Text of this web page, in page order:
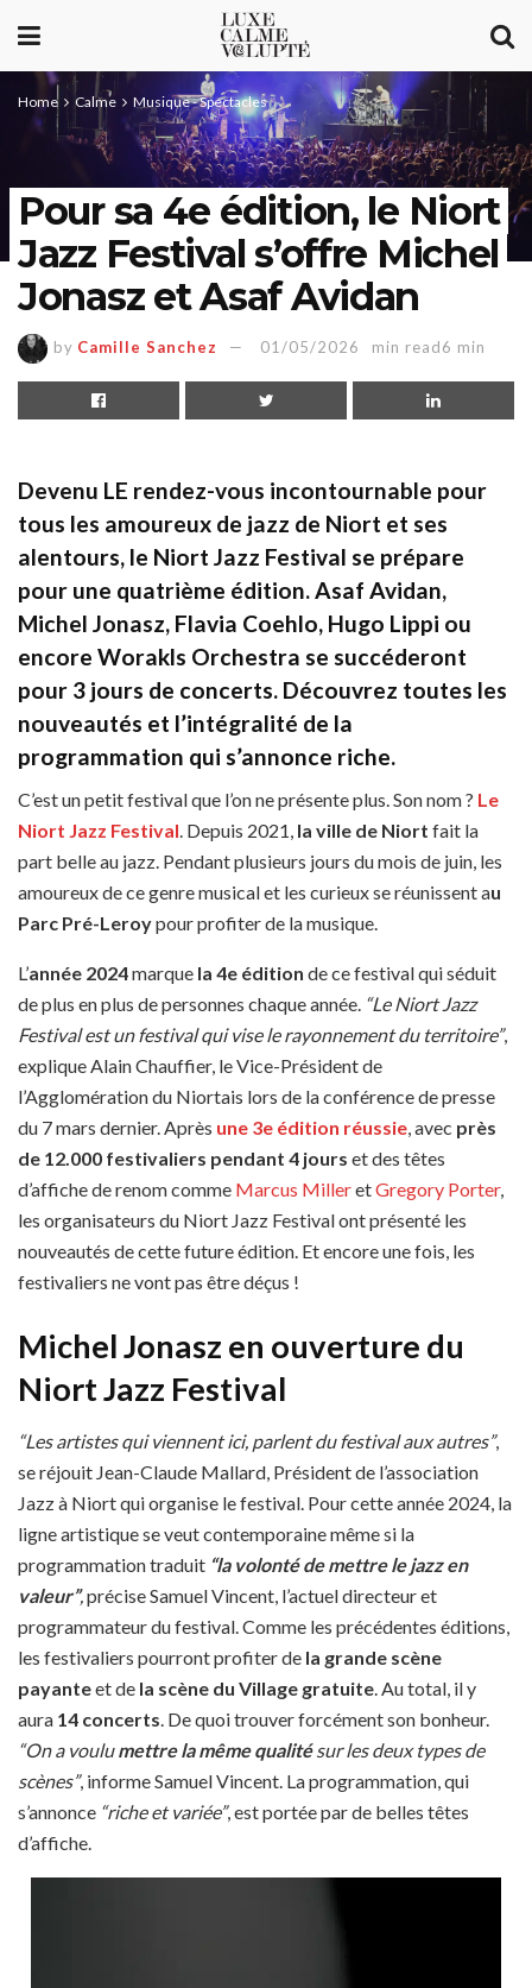
Home Calme Musique - Spectacles
Pour sa 4e édition, le Niort
Jazz Festival s’offre Michel
Jonasz et Asaf Avidan
by Camille Sanchez 01/05/2026 min read6 min
Devenu LE rendez-vous incontournable pour
tous les amoureux de jazz de Niort et ses
alentours, le Niort Jazz Festival se prépare
pour une quatrième édition. Asaf Avidan,
Michel Jonasz, Flavia Coehlo, Hugo Lippi ou
encore Worakls Orchestra se succéderont
pour 3 jours de concerts. Découvrez toutes les
nouveautés et l’intégralité de la
programmation qui s’annonce riche.
C’est un petit festival que l’on ne présente plus. Son nom ? Le
Niort Jazz Festival. Depuis 2021, la ville de Niort fait la
part belle au jazz. Pendant plusieurs jours du mois de juin, les
amoureux de ce genre musical et les curieux se réunissent au
Parc Pré-Leroypour profiter de la musique.
L’année 2024marque la 4e édition de ce festival qui séduit
de plus en plus de personnes chaque année. “Le Niort Jazz
Festival est un festival qui vise le rayonnement du territoire”,
explique Alain Chauffier, le Vice-Président de
l’Agglomération du Niortais lors de la conférence de presse
du 7 mars dernier. Après une 3e édition réussie, avec près
de 12.000 festivaliers pendant 4 jours et des têtes
d’affiche de renom comme Marcus MilleretGregory Porter,
les organisateurs du Niort Jazz Festival ont présenté les
nouveautés de cette future édition. Et encore une fois, les
festivaliers ne vont pas être déçus !
Michel Jonasz en ouverture du
Niort Jazz Festival
“Les artistes qui viennent ici, parlent du festival aux autres”,
se réjouit Jean-Claude Mallard, Président de l’association
Jazz à Niort qui organise le festival. Pour cette année 2024, la
ligne artistique se veut contemporaine même si la
programmation traduit “la volonté de mettre le jazz en
valeur”,précise Samuel Vincent, l’actuel directeur et
programmateur du festival. Comme les précédentes éditions,
les festivaliers pourront profiter de la grande scène
payanteet de la scène du Village gratuite. Au total, il y
aura 14 concerts. De quoi trouver forcément son bonheur.
“On a voulumettre la même qualitésur les deux types de
scènes”, informe Samuel Vincent. La programmation, qui
s’annonce “riche et variée”, est portée par de belles têtes
d’affiche.